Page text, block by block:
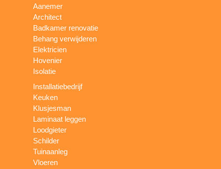
Aanemer
Architect
Badkamer renovatie
Behang verwijderen
Elektricien
Hovenier
Isolatie
Installatiebedrijf
Keuken
Klusjesman
Laminaat leggen
Loodgieter
Schilder
Tuinaanleg
Vloeren